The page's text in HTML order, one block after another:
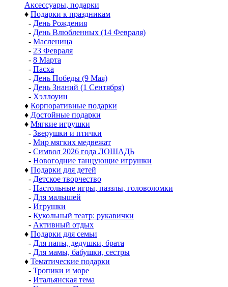
Аксессуары, подарки
♦ Подарки к праздникам
- День Рождения
- День Влюбленных (14 Февраля)
- Масленица
- 23 Февраля
- 8 Марта
- Пасха
- День Победы (9 Мая)
- День Знаний (1 Сентября)
- Хэллоуин
♦ Корпоративные подарки
♦ Достойные подарки
♦ Мягкие игрушки
- Зверушки и птички
- Мир мягких медвежат
- Символ 2026 года ЛОШАДЬ
- Новогодние танцующие игрушки
♦ Подарки для детей
- Детское творчество
- Настольные игры, паззлы, головоломки
- Для малышей
- Игрушки
- Кукольный театр: рукавички
- Активный отдых
♦ Подарки для семьи
- Для папы, дедушки, брата
- Для мамы, бабушки, сестры
♦ Тематические подарки
- Тропики и море
- Итальянская тема